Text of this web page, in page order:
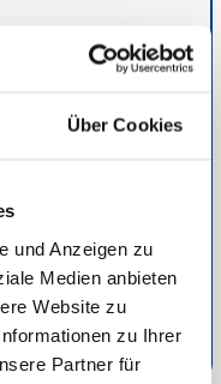
Über Cookies
und Anzeigen zu
Medien anbieten
Website zu
zu Ihrer
Partner für
Pool-Sortiment
Planschbecken bis
bis hin zu
im Wasser!
unserer Studien